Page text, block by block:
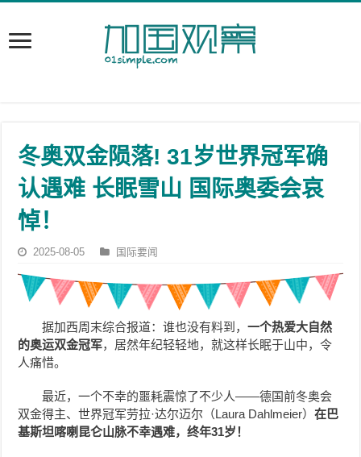
冬奥双金陨落! 31岁世界冠军确
认遇难 长眠雪山 国际奥委会哀
悼！
2025-08-05 国际要闻
据加西周末综合报道：谁也没有料到，一个热爱大自然
的奥运双金冠军，居然年纪轻轻地，就这样长眠于山中，令
人痛惜。
最近，一个不幸的噩耗震惊了不少人——德国前冬奥会
双金得主、世界冠军劳拉·达尔迈尔（Laura Dahlmeier）在巴
基斯坦喀喇昆仑山脉不幸遇难，终年31岁！